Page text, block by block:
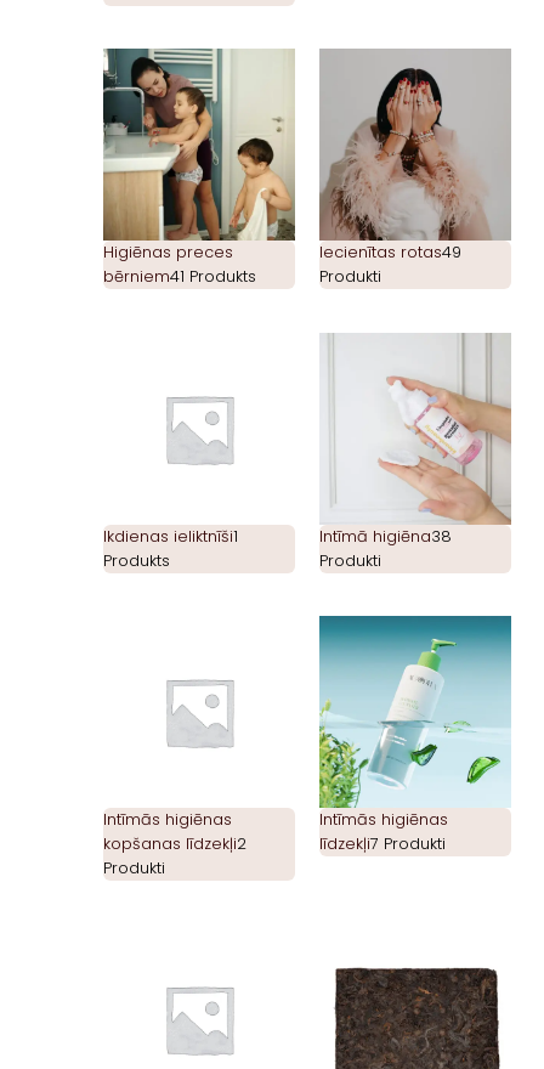
Higiēnas preces
bērniem41 Produkts
Iecienītas rotas49
Produkti
Ikdienas ieliktnīši1
Produkts
Intīmā higiēna38
Produkti
Intīmās higiēnas
kopšanas līdzekļi2
Produkti
Intīmās higiēnas
līdzekļi7 Produkti